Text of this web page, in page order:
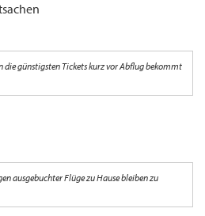
die günstigsten Tickets kurz vor Abflug bekommt
ausgebuchter Flüge zu Hause bleiben zu